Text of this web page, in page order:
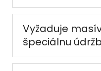
Vyžaduje
špeciálnu